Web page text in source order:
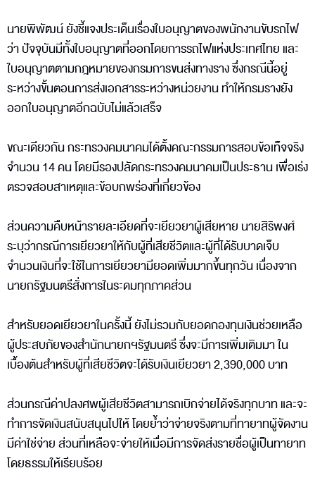
นายพิพัฒน์ ยังชี้แจงประเด็นเรื่องใบอนุญาตของพนักงานขับรถไฟ
ว่า ปัจจุบันมีทั้งใบอนุญาตที่ออกโดยการรถไฟแห่งประเทศไทย และ
ใบอนุญาตตามกฎหมายของกรมการขนส่งทางราง ซึ่งกรณีนี้อยู่
ระหว่างขั้นตอนการส่งเอกสารระหว่างหน่วยงาน ทำให้กรมรางยัง
ออกใบอนุญาตอีกฉบับไม่แล้วเสร็จ
ขณะเดียวกัน กระทรวงคมนาคมได้ตั้งคณะกรรมการสอบข้อเท็จจริง
จำนวน 14 คน โดยมีรองปลัดกระทรวงคมนาคมเป็นประธาน เพื่อเร่ง
ตรวจสอบสาเหตุและข้อบกพร่องที่เกี่ยวข้อง
ส่วนความคืบหน้ารายละเอียดที่จะเยียวยาผู้เสียหาย นายสิริพงศ์
ระบุว่ากรณีการเยียวยาให้กับผู้ที่เสียชีวิตและผู้ที่ได้รับบาดเจ็บ
จำนวนเงินที่จะใช้ในการเยียวยามียอดเพิ่มมากขึ้นทุกวัน เนื่องจาก
นายกรัฐมนตรีสั่งการในระดมทุกภาคส่วน
สำหรับยอดเยียวยาในครั้งนี้ ยังไม่รวมกับยอดกองทุนเงินช่วยเหลือ
ผู้ประสบภัยของสำนักนายกฯรัฐมนตรี ซึ่งจะมีการเพิ่มเติมมา ใน
เบื้องต้นสำหรับผู้ที่เสียชีวิตจะได้รับเงินเยียวยา 2,390,000 บาท
ส่วนกรณีค่าปลงศพผู้เสียชีวิตสามารถเบิกจ่ายได้จริงทุกบาท และจะ
ทำการจัดเงินสนับสนุนไปให้ โดยย้ำว่าจ่ายจริงตามที่ทายาทผู้จัดงาน
มีค่าใช่จ่าย ส่วนที่เหลือจะจ่ายให้เมื่อมีการจัดส่งรายชื่อผู้เป็นทายาท
โดยธรรมให้เรียบร้อย